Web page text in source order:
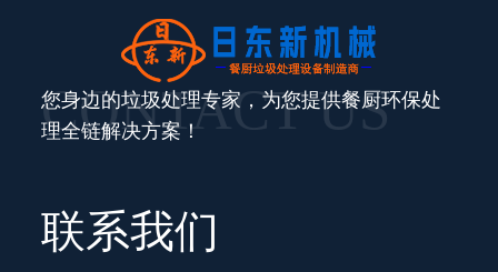
CONTACT US
您身边的垃圾处理专家，为您提供餐厨环保处
理全链解决方案！
联系我们